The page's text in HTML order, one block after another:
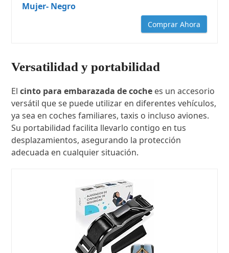
Mujer- Negro
Comprar Ahora
Versatilidad y portabilidad
Elcinto para embarazada de coche es un accesorio
versátil que se puede utilizar en diferentes vehículos,
ya sea en coches familiares, taxis o incluso aviones.
Su portabilidad facilita llevarlo contigo en tus
desplazamientos, asegurando la protección
adecuada en cualquier situación.